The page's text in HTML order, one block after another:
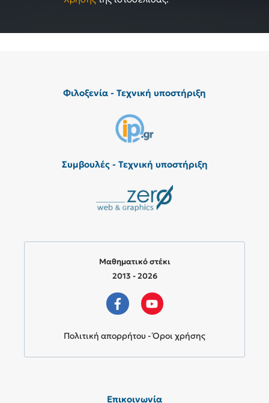
Φιλοξενία - Τεχνική υποστήριξη
Συμβουλές - Τεχνική υποστήριξη
Μαθηματικό στέκι
2013 - 2026
Πολιτική απορρήτου - Όροι χρήσης
Επικοινωνία